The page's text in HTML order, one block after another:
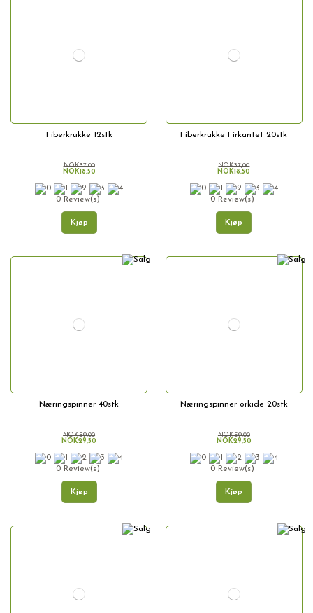
Fiberkrukke 12stk
NOK37,00
NOK18,50
0 Review(s)
Kjøp
Fiberkrukke Firkantet 20stk
NOK37,00
NOK18,50
0 Review(s)
Kjøp
Næringspinner 40stk
NOK59,00
NOK29,50
0 Review(s)
Kjøp
Næringspinner orkide 20stk
NOK59,00
NOK29,50
0 Review(s)
Kjøp